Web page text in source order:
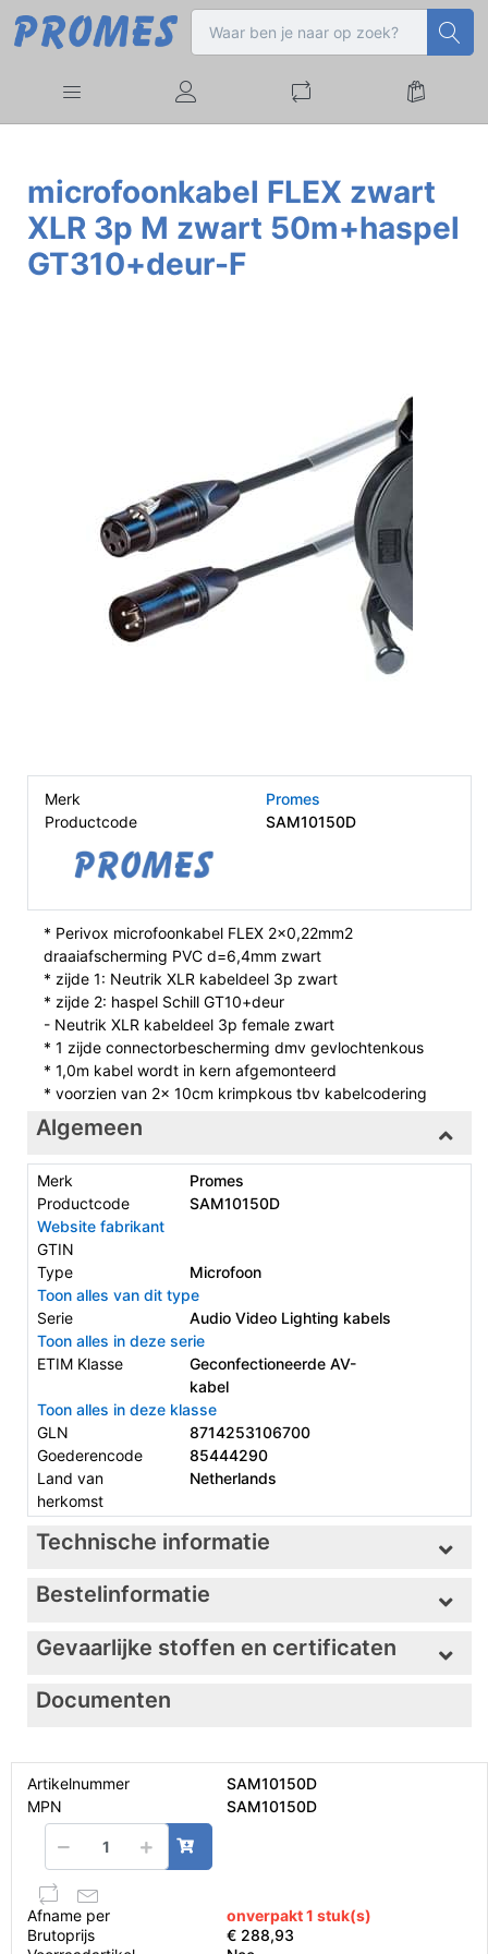
microfoonkabel FLEX zwart
XLR 3p M zwart 50m+haspel
GT310+deur-F
Merk
Promes
Productcode
SAM10150D
* Perivox microfoonkabel FLEX 2x0,22mm2
draaiafscherming PVC d=6,4mm zwart
* zijde 1: Neutrik XLR kabeldeel 3p zwart
* zijde 2: haspel Schill GT10+deur
- Neutrik XLR kabeldeel 3p female zwart
* 1 zijde connectorbescherming dmv gevlochtenkous
* 1,0m kabel wordt in kern afgemonteerd
* voorzien van 2x 10cm krimpkous tbv kabelcodering
Algemeen
Merk
Promes
Productcode
SAM10150D
Website fabrikant
GTIN
Type
Microfoon
Toon alles van dit type
Serie
Audio Video Lighting kabels
Toon alles in deze serie
ETIM Klasse
Geconfectioneerde AV-
kabel
Toon alles in deze klasse
GLN
8714253106700
Goederencode
85444290
Land van
herkomst
Netherlands
Technische informatie
Bestelinformatie
Gevaarlijke stoffen en certificaten
Documenten
Artikelnummer
SAM10150D
MPN
SAM10150D
Afname per
onverpakt 1 stuk(s)
Brutoprijs
€ 288,93